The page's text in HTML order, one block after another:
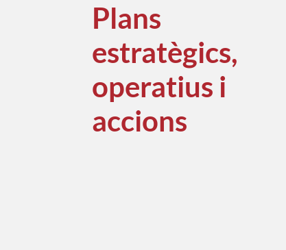
Plans
estratègics,
operatius i
accions